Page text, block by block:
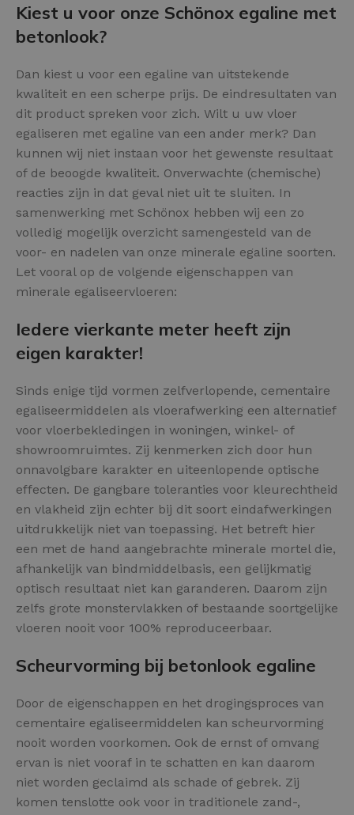
Kiest u voor onze Schönox egaline met
betonlook?
Dan kiest u voor een egaline van uitstekende
kwaliteit en een scherpe prijs. De eindresultaten van
dit product spreken voor zich. Wilt u uw vloer
egaliseren met egaline van een ander merk? Dan
kunnen wij niet instaan voor het gewenste resultaat
of de beoogde kwaliteit. Onverwachte (chemische)
reacties zijn in dat geval niet uit te sluiten. In
samenwerking met Schönox hebben wij een zo
volledig mogelijk overzicht samengesteld van de
voor- en nadelen van onze minerale egaline soorten.
Let vooral op de volgende eigenschappen van
minerale egaliseervloeren:
Iedere vierkante meter heeft zijn
eigen karakter!
Sinds enige tijd vormen zelfverlopende, cementaire
egaliseermiddelen als vloerafwerking een alternatief
voor vloerbekledingen in woningen, winkel- of
showroomruimtes. Zij kenmerken zich door hun
onnavolgbare karakter en uiteenlopende optische
effecten. De gangbare toleranties voor kleurechtheid
en vlakheid zijn echter bij dit soort eindafwerkingen
uitdrukkelijk niet van toepassing. Het betreft hier
een met de hand aangebrachte minerale mortel die,
afhankelijk van bindmiddelbasis, een gelijkmatig
optisch resultaat niet kan garanderen. Daarom zijn
zelfs grote monstervlakken of bestaande soortgelijke
vloeren nooit voor 100% reproduceerbaar.
Scheurvorming bij betonlook egaline
Door de eigenschappen en het drogingsproces van
cementaire egaliseermiddelen kan scheurvorming
nooit worden voorkomen. Ook de ernst of omvang
ervan is niet vooraf in te schatten en kan daarom
niet worden geclaimd als schade of gebrek. Zij
komen tenslotte ook voor in traditionele zand-,